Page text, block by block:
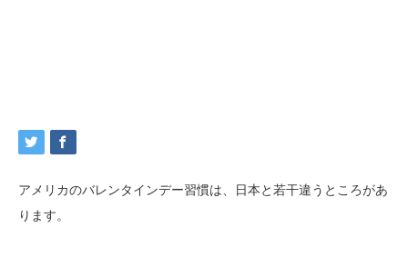
アメリカのバレンタインデー習慣は、日本と若干違うところがあ
ります。